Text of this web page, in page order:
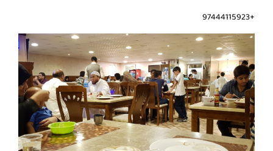
+97444115923